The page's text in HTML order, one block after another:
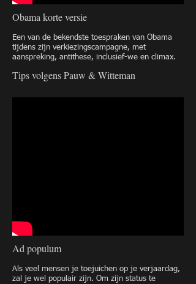
Obama korte versie
Een van de bekendste toespraken van Obama
tijdens zijn verkiezingscampagne, met
aanspreking, antithese, inclusief-we en climax.
Tips volgens Pauw & Witteman
Ad populum
Als veel mensen je toejuichen op je verjaardag,
zal je wel populair zijn. Om zijn status te